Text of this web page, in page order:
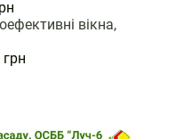
вікна,